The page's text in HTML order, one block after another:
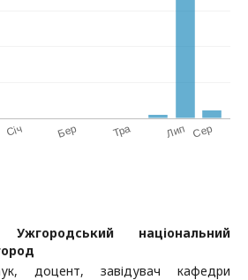
Ужгородський національний
доцент, завідувач кафедри